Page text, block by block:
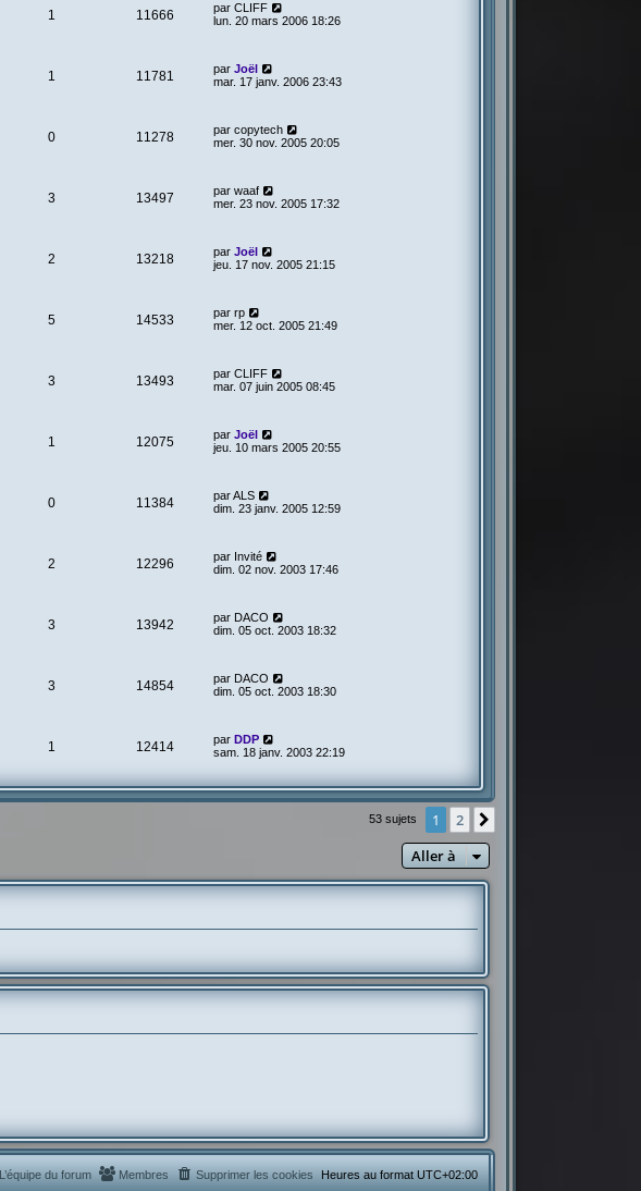
1 11666 par CLIFF
lun. 20 mars 2006 18:26
1 11781 par Joël
mar. 17 janv. 2006 23:43
0 11278 par copytech
mer. 30 nov. 2005 20:05
3 13497 par waaf
mer. 23 nov. 2005 17:32
2 13218 par Joël
jeu. 17 nov. 2005 21:15
5 14533 par rp
mer. 12 oct. 2005 21:49
3 13493 par CLIFF
mar. 07 juin 2005 08:45
1 12075 par Joël
jeu. 10 mars 2005 20:55
0 11384 parALS
dim. 23 janv. 2005 12:59
2 12296 par Invité
dim. 02 nov. 2003 17:46
3 13942 par DACO
dim. 05 oct. 2003 18:32
3 14854 par DACO
dim. 05 oct. 2003 18:30
1 12414 par DDP
sam. 18 janv. 2003 22:19
53 sujets 1 2
Aller à
Heures au format UTC+02:00
Supprimer les cookies
Membres
L’équipe du forum